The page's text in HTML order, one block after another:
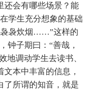
还会有哪些场景？能
学生充分想象的基础
袅袅炊烟……”这样的
钟子期曰：“善哉，
地调动学生去读书、
本中丰富的信息，
了所谓的知音，就是